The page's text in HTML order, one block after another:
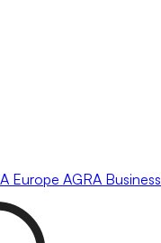
Europe AGRA Business